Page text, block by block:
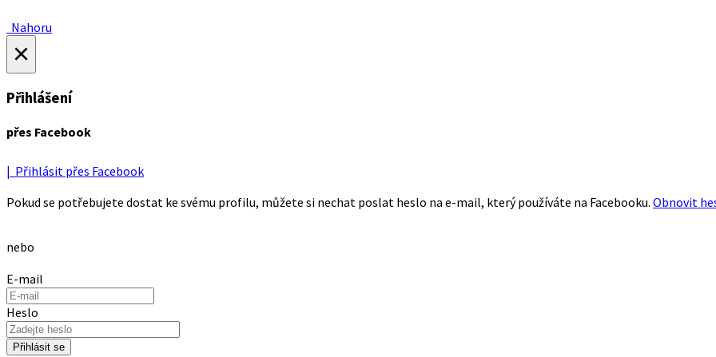
Nahoru
×
Přihlášení
přes Facebook
| Přihlásit přes Facebook
Pokud se potřebujete dostat ke svému profilu, můžete si nechat poslat heslo na e-mail, který používáte na Facebooku. Obnovit
nebo
E-mail
Heslo
Přihlásit se